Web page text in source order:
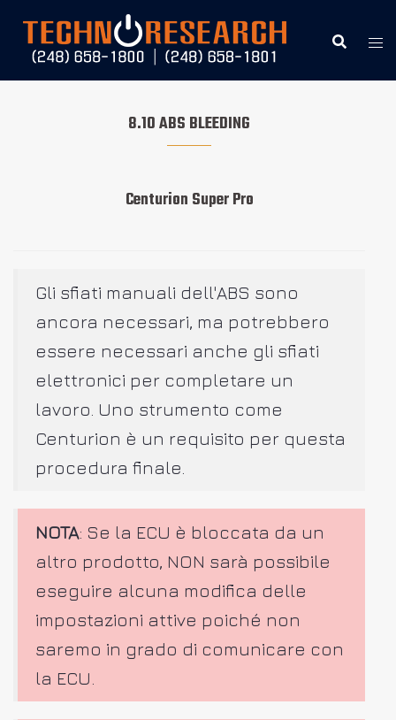
contenuto
8.10 ABS BLEEDING
Centurion Super Pro
Gli sfiati manuali dell'ABS sono
ancora necessari, ma potrebbero
essere necessari anche gli sfiati
elettronici per completare un
lavoro. Uno strumento come
Centurion è un requisito per questa
procedura finale.
NOTA: Se la ECU è bloccata da un
altro prodotto, NON sarà possibile
eseguire alcuna modifica delle
impostazioni attive poiché non
saremo in grado di comunicare con
la ECU.